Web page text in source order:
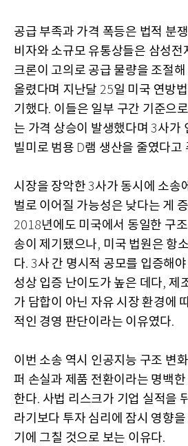
공급 부족과 가격 폭등은 법적 분
비자와 소규모 유통상들은 삼성전
크론이 고의로 공급 물량을 조절
올렸다며 지난달 25일 미국 연방
기했다. 이들은 일부 구간 기준으
는 가격 상승이 발생했다며3사가
빌미로 범용 D램 생산을 줄였다고
시장을 장악한 3사가 동시에 소송
벌로 이어질 가능성은 낮다는 게
2018년에도 미국에서 동일한 구조
송이 제기됐으나, 미국 법원은 항
다. 3사 간 명시적 공모를 입증해
성상 입증 난이도가 높은 데다, 제
가 담합이 아닌 자유 시장 환경에
적인 경영 판단이라는 이유였다.
이번 소송 역시 인공지능 구조 변
퍼 손실과 제품 전환이라는 명백
한다. 사법 리스크가 기업 실적을
라기보다 투자 심리에 잠시 영향
기에 그칠 것으로 보는 이유다.